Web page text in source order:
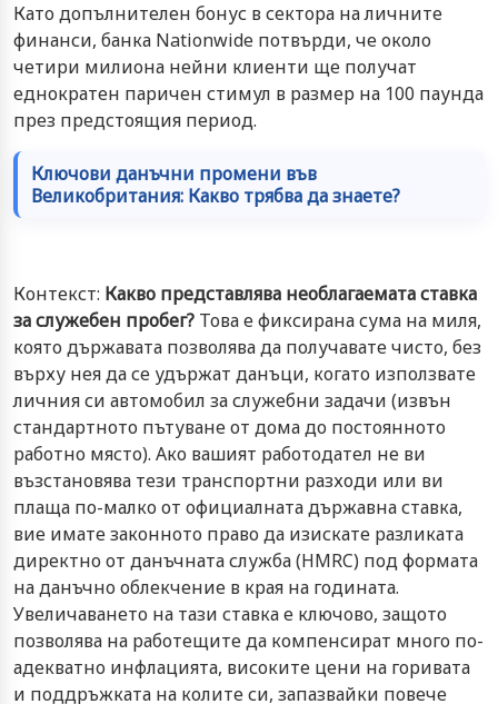
Като допълнителен бонус в сектора на личните
финанси, банка Nationwide потвърди, че около
четири милиона нейни клиенти ще получат
еднократен паричен стимул в размер на 100 паунда
през предстоящия период.
Ключови данъчни промени във
Великобритания: Какво трябва да знаете?
Контекст: Какво представлява необлагаемата ставка
за служебен пробег? Това е фиксирана сума на миля,
която държавата позволява да получавате чисто, без
върху нея да се удържат данъци, когато използвате
личния си автомобил за служебни задачи (извън
стандартното пътуване от дома до постоянното
работно място). Ако вашият работодател не ви
възстановява тези транспортни разходи или ви
плаща по-малко от официалната държавна ставка,
вие имате законното право да изискате разликата
директно от данъчната служба (HMRC) под формата
на данъчно облекчение в края на годината.
Увеличаването на тази ставка е ключово, защото
позволява на работещите да компенсират много по-
адекватно инфлацията, високите цени на горивата
и поддръжката на колите си, запазвайки повече